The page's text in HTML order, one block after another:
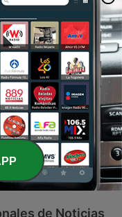
- Actualidad y
esas cosas
de Noticias